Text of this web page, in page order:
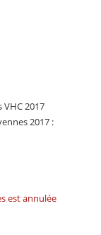
VHC 2017
2017 :
est annulée